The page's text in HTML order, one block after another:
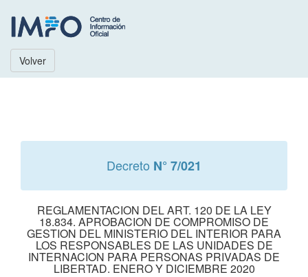
Volver
Decreto N° 7/021
REGLAMENTACION DEL ART. 120 DE LA LEY
18.834. APROBACION DE COMPROMISO DE
GESTION DEL MINISTERIO DEL INTERIOR PARA
LOS RESPONSABLES DE LAS UNIDADES DE
INTERNACION PARA PERSONAS PRIVADAS DE
LIBERTAD. ENERO Y DICIEMBRE 2020